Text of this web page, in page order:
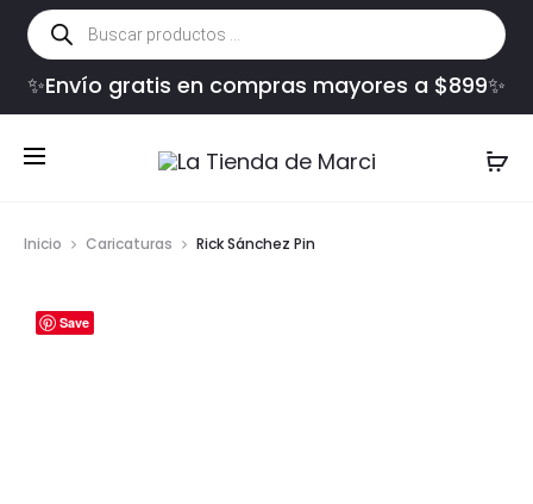
Búsqueda
de
productos
✨Envío gratis en compras mayores a $899✨
Inicio Caricaturas Rick Sánchez Pin
Save